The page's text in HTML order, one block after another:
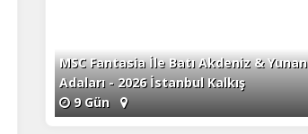
MSC Fantasia İle Batı Akdeniz & Yunan
Adaları - 2026 İstanbul Kalkış
9 Gün